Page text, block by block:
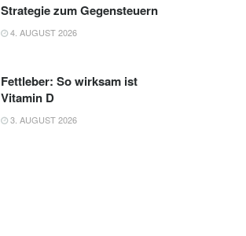
Strategie zum Gegensteuern
4. AUGUST 2026
Fettleber: So wirksam ist
Vitamin D
3. AUGUST 2026